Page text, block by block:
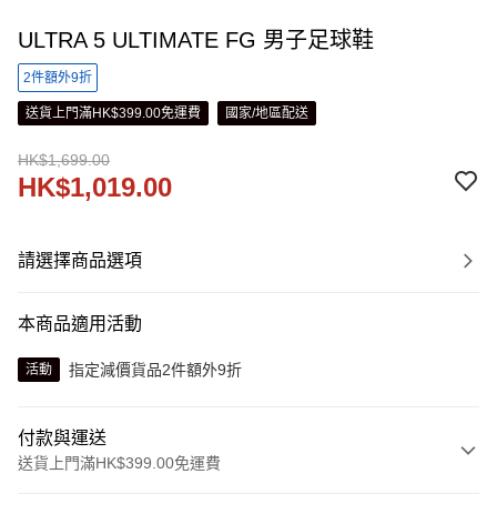
ULTRA 5 ULTIMATE FG 男子足球鞋
2件額外9折
送貨上門滿HK$399.00免運費 國家/地區配送
HK$1,699.00
HK$1,019.00
請選擇商品選項
本商品適用活動
活動 指定減價貨品2件額外9折
付款與運送
送貨上門滿HK$399.00免運費